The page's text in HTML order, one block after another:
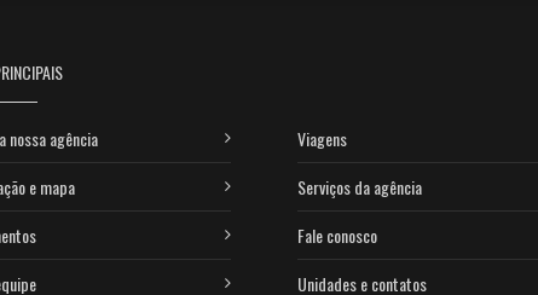
nossa agência
e mapa
Viagens
Serviços da agência
Fale conosco
Unidades e contatos